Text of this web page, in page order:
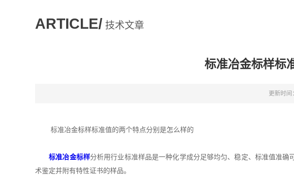
ARTICLE/ 技术文章
标准冶金标样标
更新时
标准冶金标样标准值的两个特点分别是怎么样的
标准冶金标样分析用行业标准样品是一种化学成分足够均匀、稳定、标准值准
术鉴定并附有特性证书的样品。